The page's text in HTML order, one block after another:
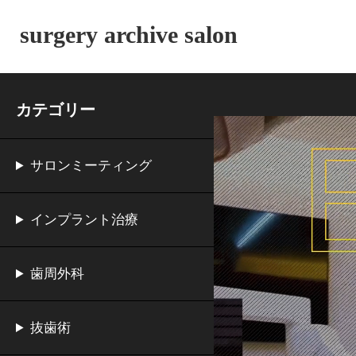
surgery archive salon
カテゴリー
サロンミーティング
インプラント治療
歯周外科
抜歯術